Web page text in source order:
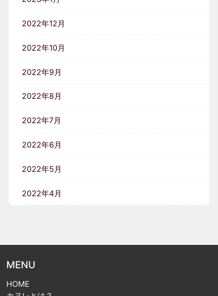
2022年12月
2022年10月
2022年9月
2022年8月
2022年7月
2022年6月
2022年5月
2022年4月
MENU
HOME